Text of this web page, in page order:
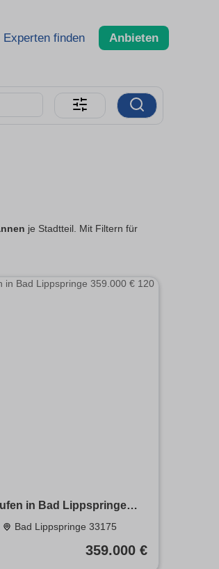
Experten finden Anbieten
je Stadtteil. Mit Filtern für
in Bad Lippspringe
Bad Lippspringe 33175
359.000 €